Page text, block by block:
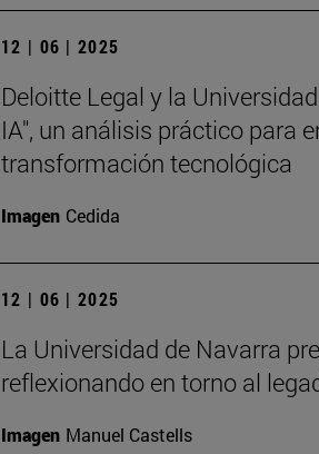
12 | 06 | 2025
Deloitte Legal y la
IA", un análisis práctico para
transformación tecnológica
Imagen Cedida
12 | 06 | 2025
La Universidad de Navarra
reflexionando en torno al
Imagen Manuel Castells